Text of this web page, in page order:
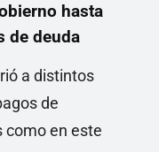
hasta
de deuda
a distintos
de
como en este